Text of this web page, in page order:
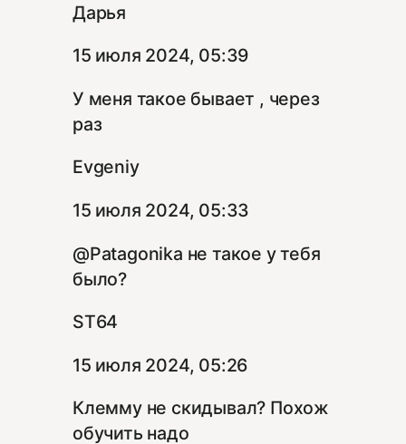
Дарья
15 июля 2024, 05:39
У меня такое бывает , через
раз
Evgeniy
15 июля 2024, 05:33
@Patagonika не такое у тебя
было?
ST64
15 июля 2024, 05:26
Клемму не скидывал? Похож
обучить надо